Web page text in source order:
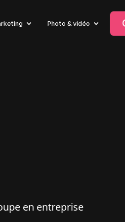
Photo & vidéo
en entreprise